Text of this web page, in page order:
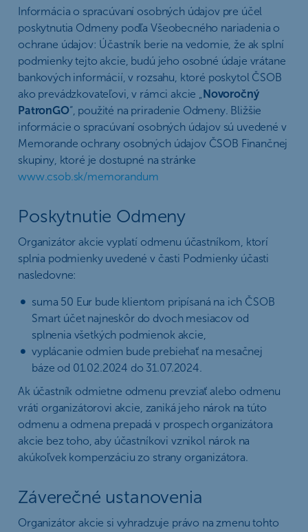
Informácia o spracúvaní osobných údajov pre účel
poskytnutia Odmeny podľa Všeobecného nariadenia o
ochrane údajov: Účastník berie na vedomie, že ak splní
podmienky tejto akcie, budú jeho osobné údaje vrátane
bankových informácií, v rozsahu, ktoré poskytol ČSOB
ako prevádzkovateľovi, v rámci akcie „Novoročný
PatronGO“, použité na priradenie Odmeny. Bližšie
informácie o spracúvaní osobných údajov sú uvedené v
Memorande ochrany osobných údajov ČSOB Finančnej
skupiny, ktoré je dostupné na stránke
www.csob.sk/memorandum
Poskytnutie Odmeny
Organizátor akcie vyplatí odmenu účastníkom, ktorí
splnia podmienky uvedené v časti Podmienky účasti
nasledovne:
suma 50 Eur bude klientom pripísaná na ich ČSOB
Smart účet najneskôr do dvoch mesiacov od
splnenia všetkých podmienok akcie,
vyplácanie odmien bude prebiehať na mesačnej
báze od 01.02.2024 do 31.07.2024.
Ak účastník odmietne odmenu prevziať alebo odmenu
vráti organizátorovi akcie, zaniká jeho nárok na túto
odmenu a odmena prepadá v prospech organizátora
akcie bez toho, aby účastníkovi vznikol nárok na
akúkoľvek kompenzáciu zo strany organizátora.
Záverečné ustanovenia
Organizátor akcie si vyhradzuje právo na zmenu tohto